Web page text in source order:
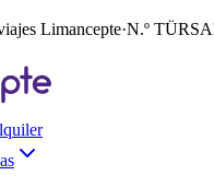
Limancepte·N.º